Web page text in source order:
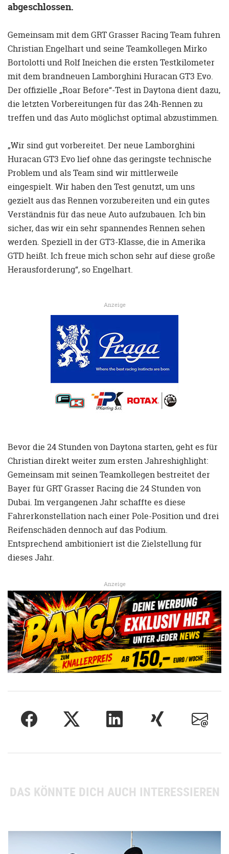
abgeschlossen.
Gemeinsam mit dem GRT Grasser Racing Team fuhren
Christian Engelhart und seine Teamkollegen Mirko
Bortolotti und Rolf Ineichen die ersten Testkilometer
mit dem brandneuen Lamborghini Huracan GT3 Evo.
Der offizielle „Roar Before“-Test in Daytona dient dazu,
die letzten Vorbereitungen für das 24h-Rennen zu
treffen und das Auto möglichst optimal abzustimmen.
„Wir sind gut vorbereitet. Der neue Lamborghini
Huracan GT3 Evo lief ohne das geringste technische
Problem und als Team sind wir mittlerweile
eingespielt. Wir haben den Test genutzt, um uns
gezielt aus das Rennen vorzubereiten und ein gutes
Verständnis für das neue Auto aufzubauen. Ich bin
sicher, das wir ein sehr spannendes Rennen sehen
werden. Speziell in der GT3-Klasse, die in Amerika
GTD heißt. Ich freue mich schon sehr auf diese große
Herausforderung“, so Engelhart.
Anzeige
Bevor die 24 Stunden von Daytona starten, geht es für
Christian direkt weiter zum ersten Jahreshighlight:
Gemeinsam mit seinen Teamkollegen bestreitet der
Bayer für GRT Grasser Racing die 24 Stunden von
Dubai. Im vergangenen Jahr schaffte es diese
Fahrerkonstellation nach einer Pole-Position und drei
Reifenschäden dennoch auf das Podium.
Entsprechend ambitioniert ist die Zielstellung für
dieses Jahr.
Anzeige
DAS KÖNNTE DICH AUCH INTERESSIEREN